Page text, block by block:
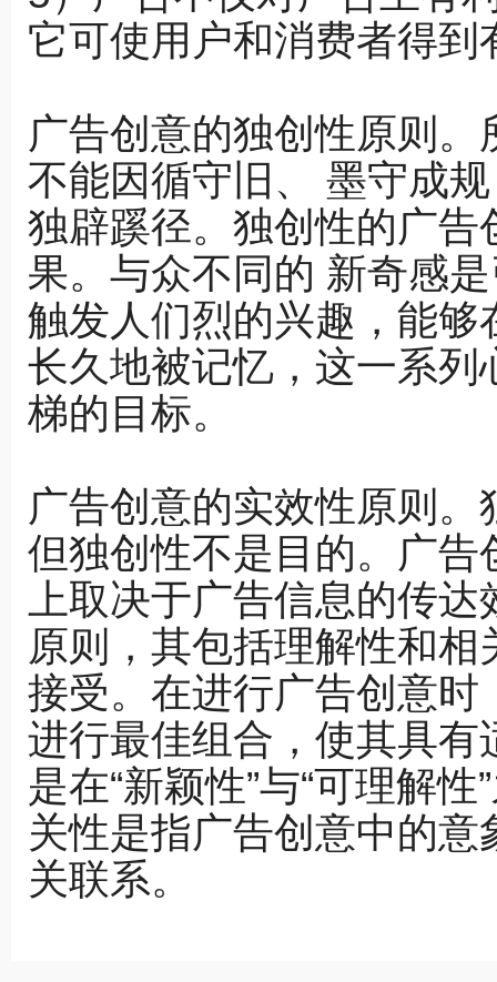
它可使用户和消费者得到
广告创意的独创性原则
不能因循守旧、 墨守成
独辟蹊径。独创性的广
果。与众不同的 新奇感
触发人们烈的兴趣，能
长久地被记忆，这一系
梯的目标。
广告创意的实效性原则
但独创性不是目的。广
上取决于广告信息的传
原则，其包括理解性和
接受。在进行广告创意
进行最佳组合，使其具
是在“新颖性”与“可理解
关性是指广告创意中的
关联系。